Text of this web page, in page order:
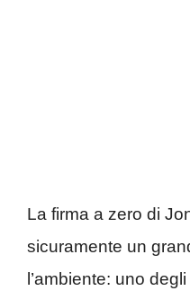
La firma a zero di
sicuramente un
l’ambiente: uno